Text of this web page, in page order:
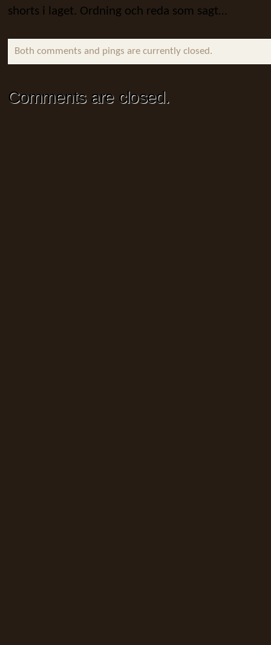
shorts i laget. Ordning och reda som sagt…
Both comments and pings are currently closed.
Comments are closed.